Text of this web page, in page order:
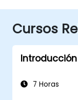
Cursos
7 Horas